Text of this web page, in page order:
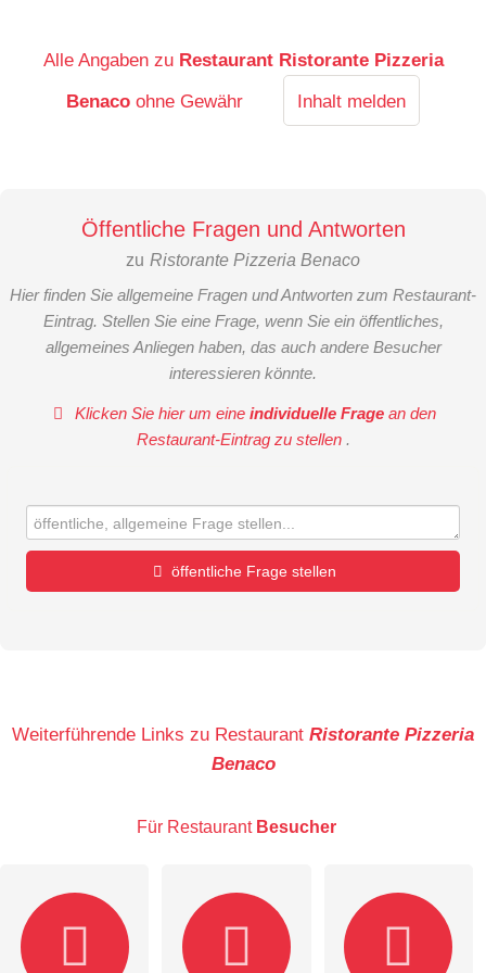
Alle Angaben zu Restaurant Ristorante Pizzeria
Benaco ohne Gewähr Inhalt melden
Öffentliche Fragen und Antworten
zu Ristorante Pizzeria Benaco
Hier finden Sie allgemeine Fragen und Antworten zum Restaurant-
Eintrag. Stellen Sie eine Frage, wenn Sie ein öffentliches,
allgemeines Anliegen haben, das auch andere Besucher
interessieren könnte.
Klicken Sie hier um eineindividuelle Frage an den
Restaurant-Eintrag zu stellen .
öffentliche Frage stellen
Weiterführende Links zu Restaurant Ristorante Pizzeria
Benaco
Für Restaurant Besucher